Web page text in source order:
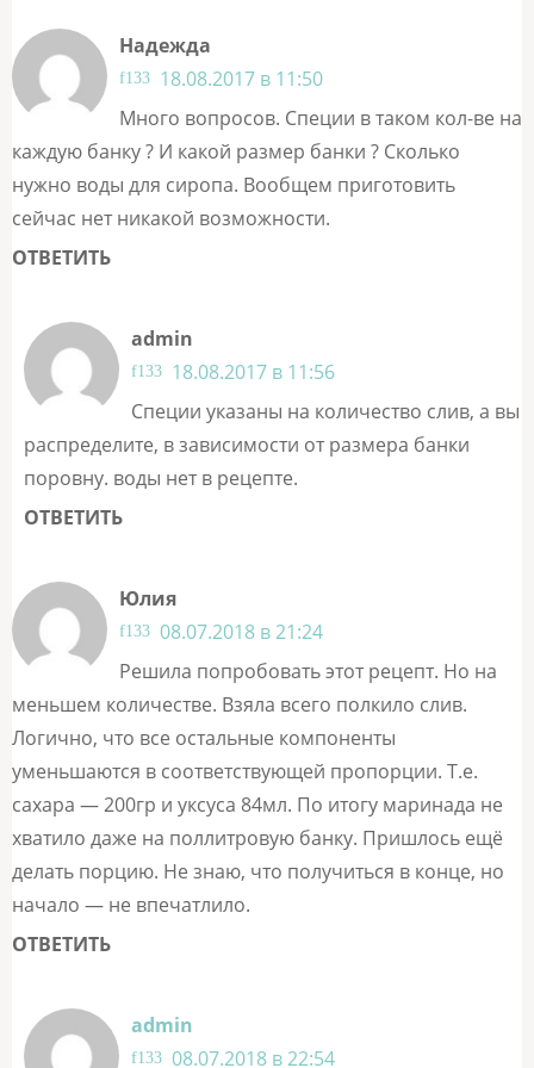
Надежда
18.08.2017 в 11:50
Много вопросов. Специи в таком кол-ве на
каждую банку ? И какой размер банки ? Сколько
нужно воды для сиропа. Вообщем приготовить
сейчас нет никакой возможности.
ОТВЕТИТЬ
admin
18.08.2017 в 11:56
Специи указаны на количество слив, а вы
распределите, в зависимости от размера банки
поровну. воды нет в рецепте.
ОТВЕТИТЬ
Юлия
08.07.2018 в 21:24
Решила попробовать этот рецепт. Но на
меньшем количестве. Взяла всего полкило слив.
Логично, что все остальные компоненты
уменьшаются в соответствующей пропорции. Т.е.
сахара — 200гр и уксуса 84мл. По итогу маринада не
хватило даже на поллитровую банку. Пришлось ещё
делать порцию. Не знаю, что получиться в конце, но
начало — не впечатлило.
ОТВЕТИТЬ
admin
08.07.2018 в 22:54